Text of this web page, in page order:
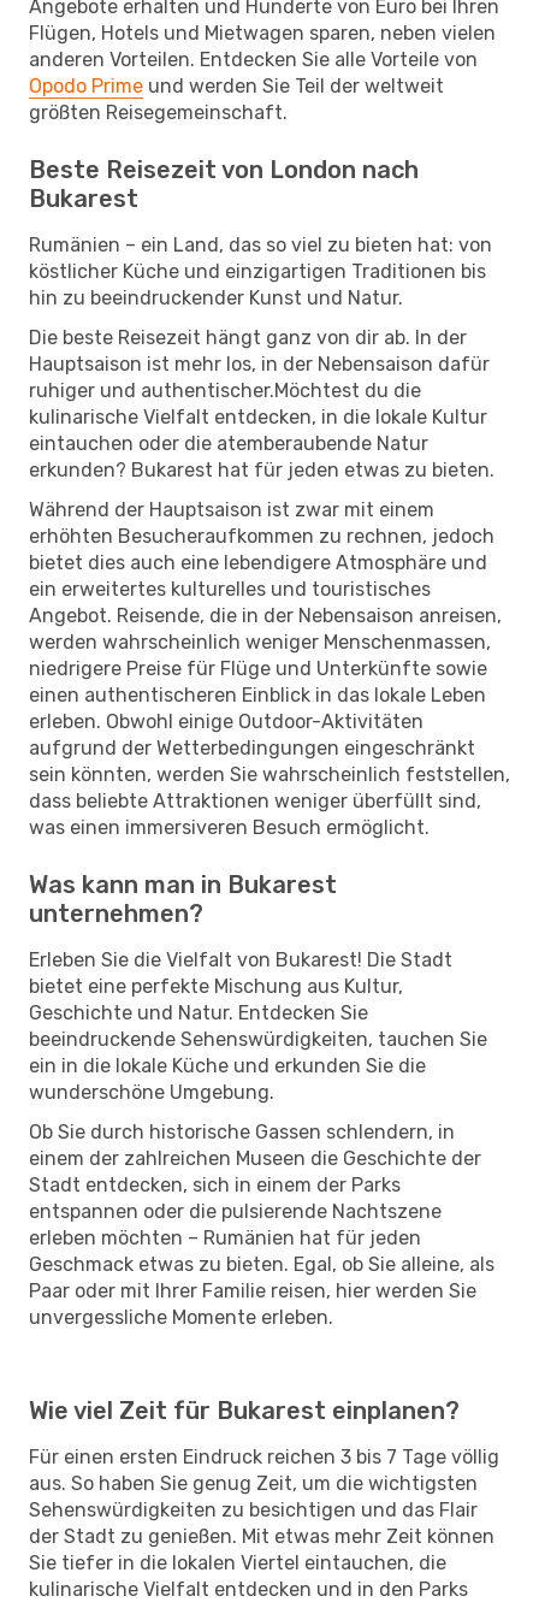
Angebote erhalten und Hunderte von Euro bei Ihren
Flügen, Hotels und Mietwagen sparen, neben vielen
anderen Vorteilen. Entdecken Sie alle Vorteile von
Opodo Prime und werden Sie Teil der weltweit
größten Reisegemeinschaft.
Beste Reisezeit von London nach
Bukarest
Rumänien – ein Land, das so viel zu bieten hat: von
köstlicher Küche und einzigartigen Traditionen bis
hin zu beeindruckender Kunst und Natur.
Die beste Reisezeit hängt ganz von dir ab. In der
Hauptsaison ist mehr los, in der Nebensaison dafür
ruhiger und authentischer.Möchtest du die
kulinarische Vielfalt entdecken, in die lokale Kultur
eintauchen oder die atemberaubende Natur
erkunden? Bukarest hat für jeden etwas zu bieten.
Während der Hauptsaison ist zwar mit einem
erhöhten Besucheraufkommen zu rechnen, jedoch
bietet dies auch eine lebendigere Atmosphäre und
ein erweitertes kulturelles und touristisches
Angebot. Reisende, die in der Nebensaison anreisen,
werden wahrscheinlich weniger Menschenmassen,
niedrigere Preise für Flüge und Unterkünfte sowie
einen authentischeren Einblick in das lokale Leben
erleben. Obwohl einige Outdoor-Aktivitäten
aufgrund der Wetterbedingungen eingeschränkt
sein könnten, werden Sie wahrscheinlich feststellen,
dass beliebte Attraktionen weniger überfüllt sind,
was einen immersiveren Besuch ermöglicht.
Was kann man in Bukarest
unternehmen?
Erleben Sie die Vielfalt von Bukarest! Die Stadt
bietet eine perfekte Mischung aus Kultur,
Geschichte und Natur. Entdecken Sie
beeindruckende Sehenswürdigkeiten, tauchen Sie
ein in die lokale Küche und erkunden Sie die
wunderschöne Umgebung.
Ob Sie durch historische Gassen schlendern, in
einem der zahlreichen Museen die Geschichte der
Stadt entdecken, sich in einem der Parks
entspannen oder die pulsierende Nachtszene
erleben möchten – Rumänien hat für jeden
Geschmack etwas zu bieten. Egal, ob Sie alleine, als
Paar oder mit Ihrer Familie reisen, hier werden Sie
unvergessliche Momente erleben.
Wie viel Zeit für Bukarest einplanen?
Für einen ersten Eindruck reichen 3 bis 7 Tage völlig
aus. So haben Sie genug Zeit, um die wichtigsten
Sehenswürdigkeiten zu besichtigen und das Flair
der Stadt zu genießen. Mit etwas mehr Zeit können
Sie tiefer in die lokalen Viertel eintauchen, die
kulinarische Vielfalt entdecken und in den Parks